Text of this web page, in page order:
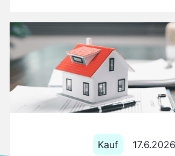
Kauf 17.6.2026